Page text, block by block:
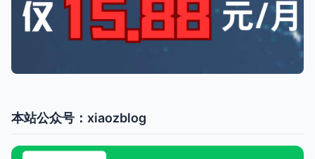
本站公众号：xiaozblog